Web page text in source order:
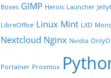
Boxes GIMP Heroic Launcher
LibreOffice Linux Mint LXD
Nextcloud Nginx Nvidia
Portainer Proxmox